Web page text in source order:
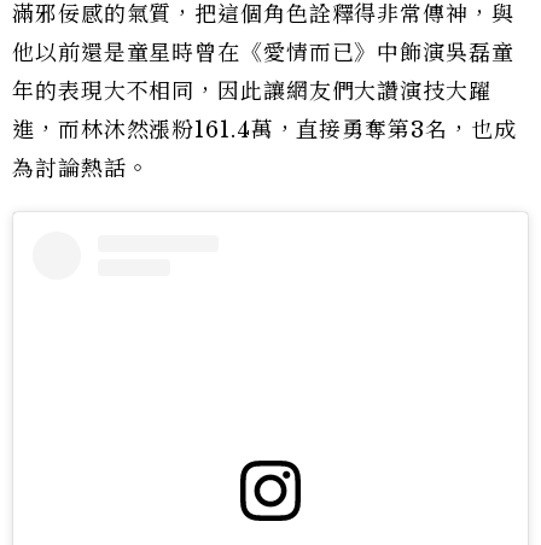
滿邪佞感的氣質，把這個角色詮釋得非常傳神，與
他以前還是童星時曾在《愛情而已》中飾演吳磊童
年的表現大不相同，因此讓網友們大讚演技大躍
進，而林沐然漲粉161.4萬，直接勇奪第3名，也成
為討論熱話。